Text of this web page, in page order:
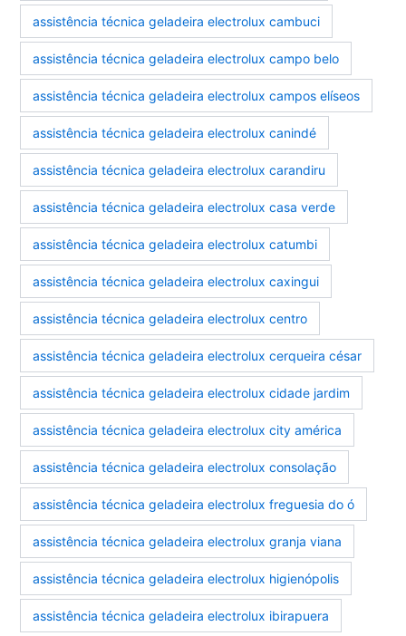
assistência técnica geladeira electrolux cambuci
assistência técnica geladeira electrolux campo belo
assistência técnica geladeira electrolux campos elíseos
assistência técnica geladeira electrolux canindé
assistência técnica geladeira electrolux carandiru
assistência técnica geladeira electrolux casa verde
assistência técnica geladeira electrolux catumbi
assistência técnica geladeira electrolux caxingui
assistência técnica geladeira electrolux centro
assistência técnica geladeira electrolux cerqueira césar
assistência técnica geladeira electrolux cidade jardim
assistência técnica geladeira electrolux city américa
assistência técnica geladeira electrolux consolação
assistência técnica geladeira electrolux freguesia do ó
assistência técnica geladeira electrolux granja viana
assistência técnica geladeira electrolux higienópolis
assistência técnica geladeira electrolux ibirapuera